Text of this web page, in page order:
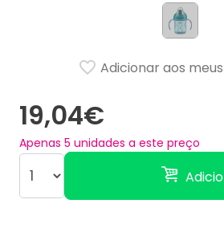
19,04€
Apenas 5 unidades a este preço
Adicionar aos